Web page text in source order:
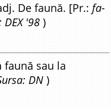
De faună. [Pr.:fa-
DEX '98 )
faună sau la
DN )